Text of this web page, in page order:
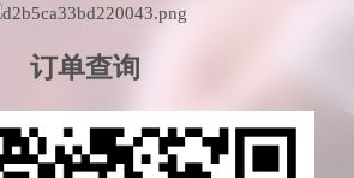
订单查询